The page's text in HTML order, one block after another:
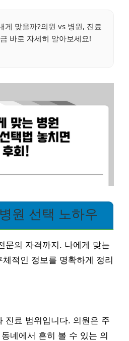
게 맞을까?의원 vs 병원, 진료
바로 자세히 알아보세요!
원 선택 노하우
문의 자격까지. 나에게 맞는
적인 정보를 명확하게 정리
진료 범위입니다. 의원은 주
네에서 흔히 볼 수 있는 의